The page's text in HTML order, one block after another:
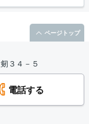
３４－５
電話する
ページトップ